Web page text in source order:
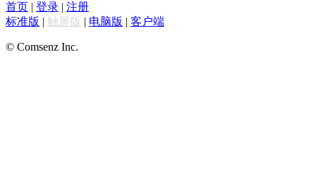
首页 | 登录 | 注册
标准版 | 触屏版 | 电脑版 | 客户端
© Comsenz Inc.